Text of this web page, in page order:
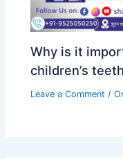
Why is it
children’s
Leave a Comment /